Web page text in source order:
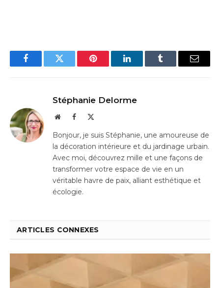
FacebookTwitter Pinterest LinkedInTumblr Email
Stéphanie Delorme
WebsiteFacebook
Bonjour, je suis Stéphanie, une amoureuse de
la décoration intérieure et du jardinage urbain.
Avec moi, découvrez mille et une façons de
transformer votre espace de vie en un
véritable havre de paix, alliant esthétique et
écologie.
ARTICLES CONNEXES